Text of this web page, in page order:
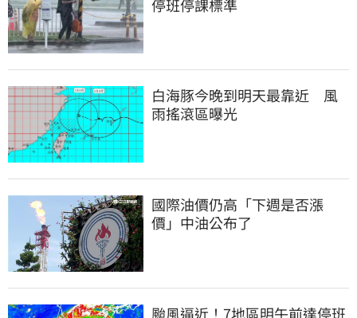
停班停課標準
白海豚今晚到明天最靠近　風
雨搖滾區曝光
國際油價仍高「下週是否漲
價」中油公布了
颱風逼近！7地區明午前達停班